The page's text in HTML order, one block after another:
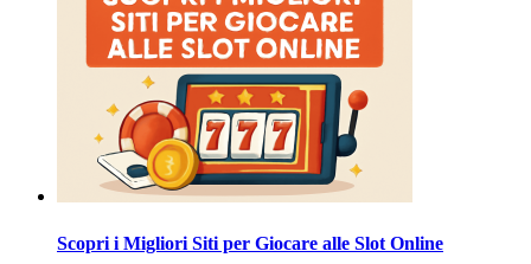
Scopri i Migliori Siti per Giocare alle Slot Online